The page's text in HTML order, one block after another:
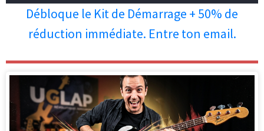
Débloque le Kit de Démarrage + 50% de
réduction immédiate. Entre ton email.
Les personnes qui ont lu cet article
ont aussi apprécié les articles ci-
dessous.